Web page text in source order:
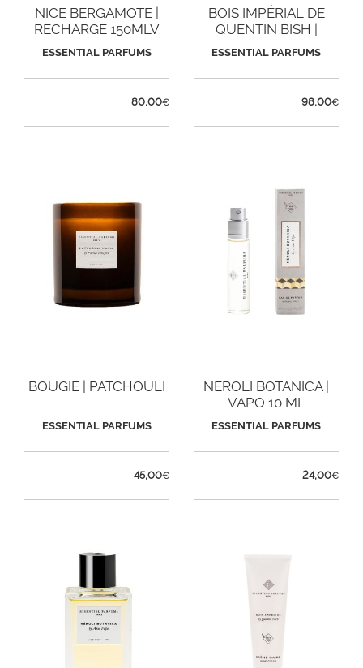
NICE BERGAMOTE |
RECHARGE 150MLV
ESSENTIAL PARFUMS
80,00€
BOIS IMPÉRIAL DE
QUENTIN BISH |
EXTRAIT
ESSENTIAL PARFUMS
98,00€
BOUGIE | PATCHOULI
ESSENTIAL PARFUMS
45,00€
NEROLI BOTANICA |
VAPO 10 ML
ESSENTIAL PARFUMS
24,00€